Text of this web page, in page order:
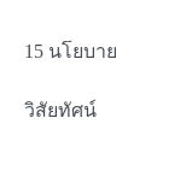
15 นโยบาย
วิสัยทัศน์